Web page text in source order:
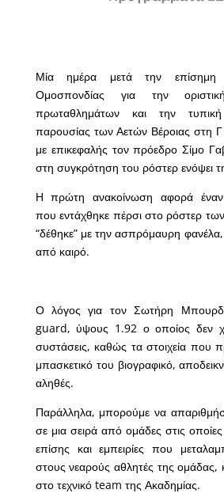
Μία ημέρα μετά την επίσημη
Ομοσπονδίας για την
πρωταθλημάτων και την
παρουσίας των Αετών Βέροιας στη Γ
με επικεφαλής τον πρόεδρο Σίμο
στη συγκρότηση του ρόστερ ενόψει
Η πρώτη ανακοίνωση αφορά έναν
που εντάχθηκε πέρσι στο ρόστερ
“δέθηκε” με την ασπρόμαυρη
από καιρό.
Ο λόγος για τον Σωτήρη
guard, ύψους 1.92 ο οποίος δεν
συστάσεις, καθώς τα στοιχεία που
μπασκετικό του βιογραφικό,
αληθές.
Παράλληλα, μπορούμε να
σε μια σειρά από ομάδες στις
επίσης και εμπειρίες που
στους νεαρούς αθλητές της ομάδας,
στο τεχνικό team της Ακαδημίας.